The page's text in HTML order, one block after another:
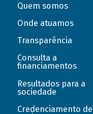
Quem somos
Onde atuamos
Transparência
Consulta a
financiamentos
Resultados para a
sociedade
Credenciamento de